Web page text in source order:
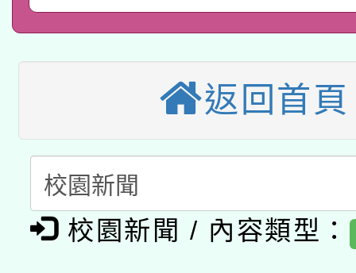
本校115學年度第1次
第3次招考甄選結果公
本校115學年度第2次
次招考甄選結果公告(
有關原住民族委員會
公告之原住民族歲時祭
一案。
兒童少年暑期犯罪預防
答一案
有關本府115年70歲以
人員健康講座「吃得安
本校115學年度第2次
適應運動共學行動站研
返回首頁
校園新聞 / 內容類型：